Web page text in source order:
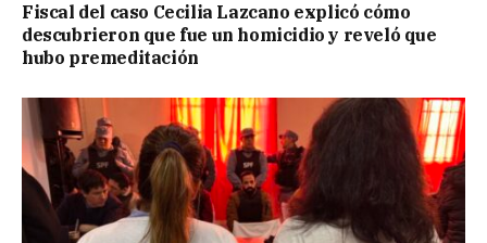
Fiscal del caso Cecilia Lazcano explicó cómo
descubrieron que fue un homicidio y reveló que
hubo premeditación